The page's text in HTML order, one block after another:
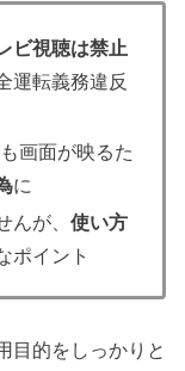
ビ視聴は禁止
運転義務違反
画面が映るた
に
んが、使い方
ポイント
目的をしっかりと